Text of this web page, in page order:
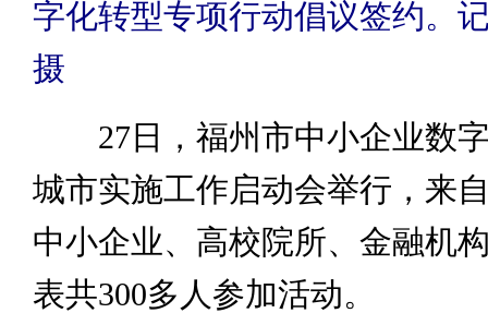
字化转型专项行动倡议签约。
摄
27日，福州市中小企业数字
城市实施工作启动会举行，来
中小企业、高校院所、金融机
表共300多人参加活动。